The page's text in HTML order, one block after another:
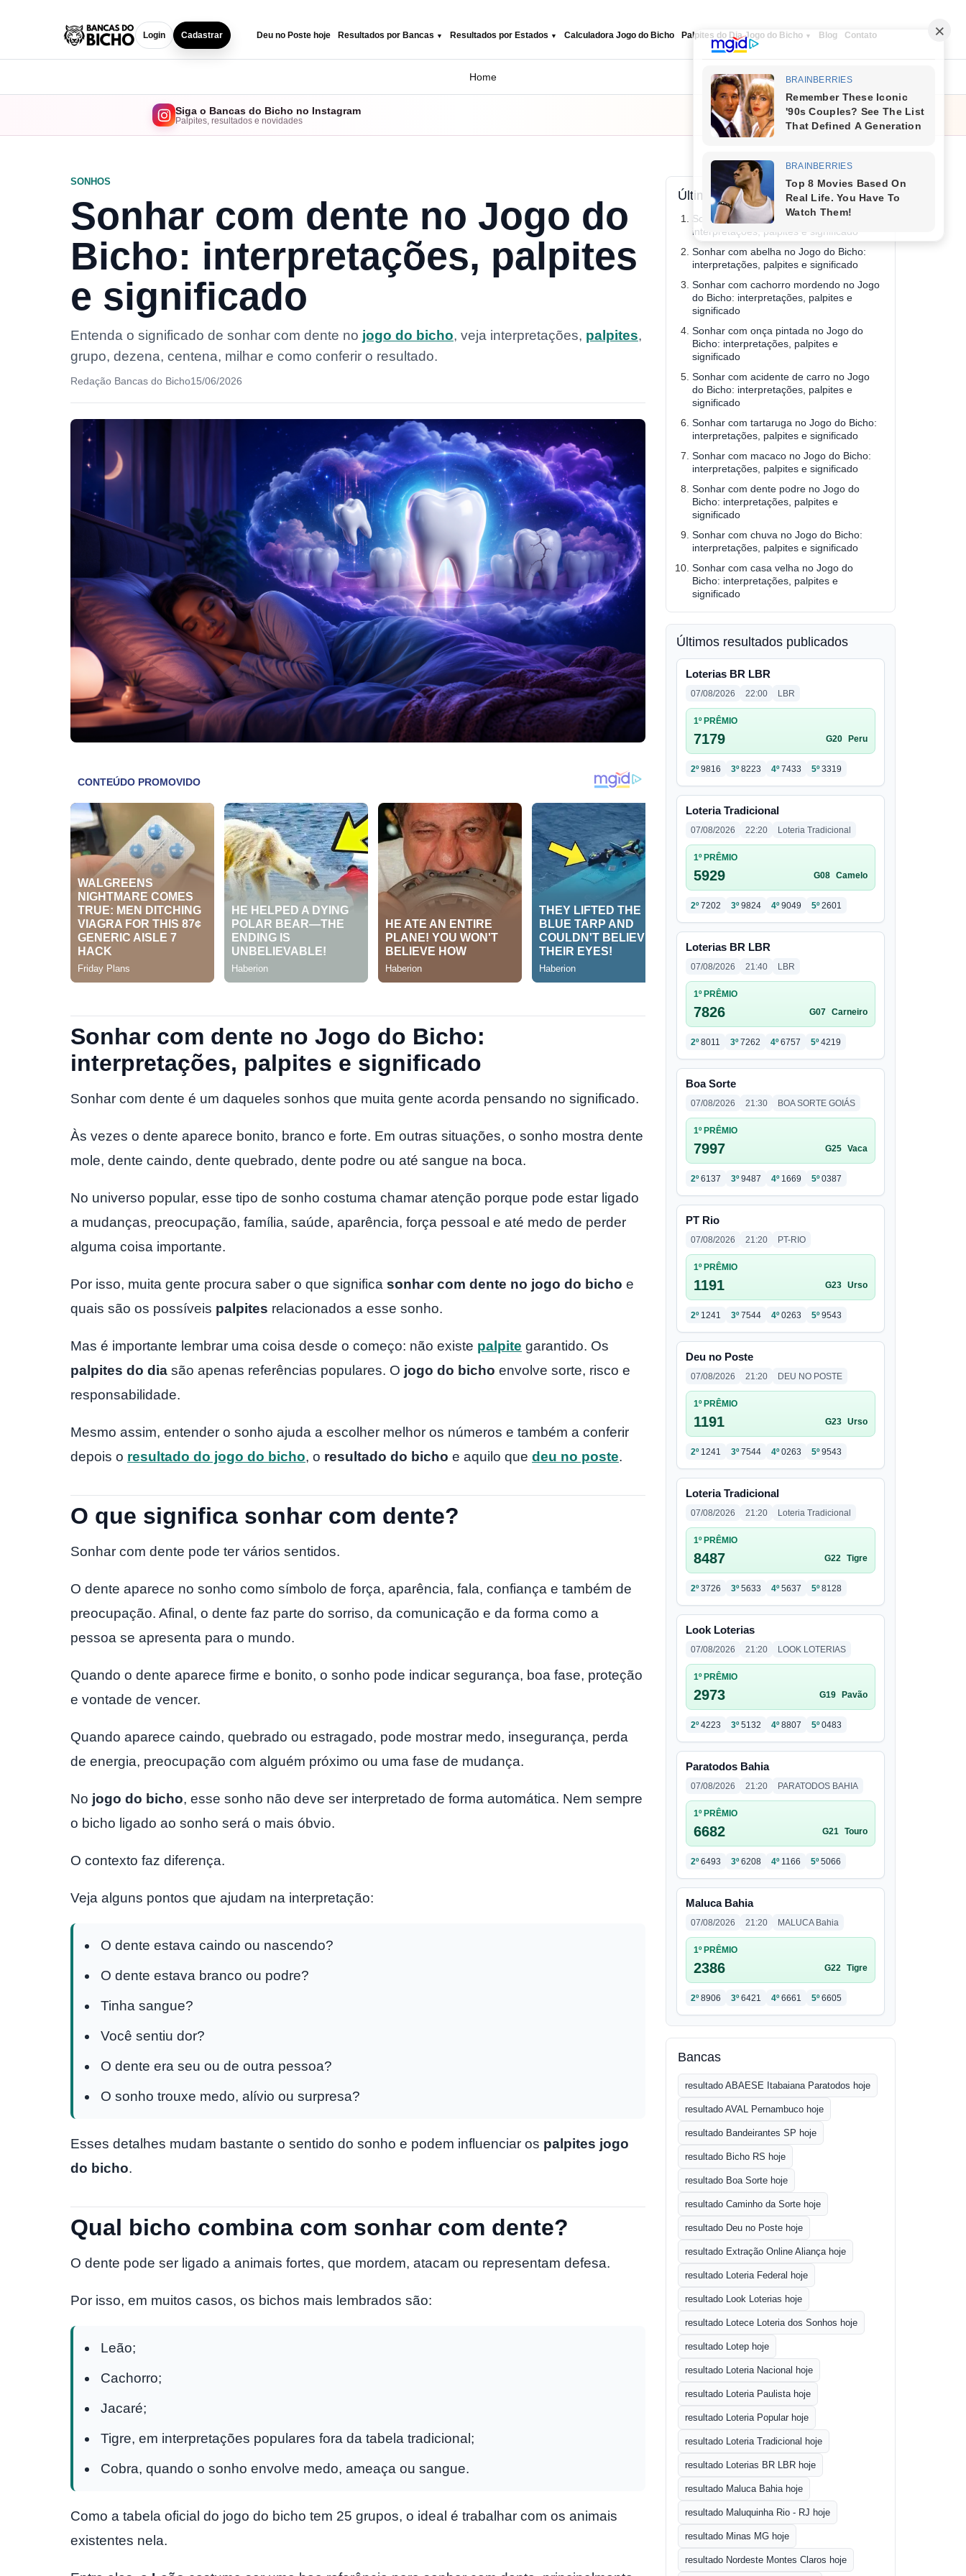
Login Cadastrar Deu no Poste hoje Resultados por Bancas Resultados por Estados Calculadora Jogo do Bicho Palpites do Dia Jogo do Bicho Blog Contato
Home
Siga o Bancas do Bicho no Instagram
Palpites, resultados e novidades
Seguir
SONHOS
Sonhar com dente no Jogo do
Bicho: interpretações, palpites
e significado
Entenda o significado de sonhar com dente no jogo do bicho, veja interpretações, palpites,
grupo, dezena, centena, milhar e como conferir o resultado.
Redação Bancas do Bicho15/06/2026
Sonhar com dente no Jogo do Bicho:
interpretações, palpites e significado
Sonhar com dente é um daqueles sonhos que muita gente acorda pensando no significado.
Às vezes o dente aparece bonito, branco e forte. Em outras situações, o sonho mostra dente
mole, dente caindo, dente quebrado, dente podre ou até sangue na boca.
No universo popular, esse tipo de sonho costuma chamar atenção porque pode estar ligado
a mudanças, preocupação, família, saúde, aparência, força pessoal e até medo de perder
alguma coisa importante.
Por isso, muita gente procura saber o que significa sonhar com dente no jogo do bicho e
quais são os possíveis palpites relacionados a esse sonho.
Mas é importante lembrar uma coisa desde o começo: não existe palpite garantido. Os
palpites do dia são apenas referências populares. O jogo do bicho envolve sorte, risco e
responsabilidade.
Mesmo assim, entender o sonho ajuda a escolher melhor os números e também a conferir
depois o resultado do jogo do bicho, o resultado do bicho e aquilo que deu no poste.
O que significa sonhar com dente?
Sonhar com dente pode ter vários sentidos.
O dente aparece no sonho como símbolo de força, aparência, fala, confiança e também de
preocupação. Afinal, o dente faz parte do sorriso, da comunicação e da forma como a
pessoa se apresenta para o mundo.
Quando o dente aparece firme e bonito, o sonho pode indicar segurança, boa fase, proteção
e vontade de vencer.
Quando aparece caindo, quebrado ou estragado, pode mostrar medo, insegurança, perda
de energia, preocupação com alguém próximo ou uma fase de mudança.
No jogo do bicho, esse sonho não deve ser interpretado de forma automática. Nem sempre
o bicho ligado ao sonho será o mais óbvio.
O contexto faz diferença.
Veja alguns pontos que ajudam na interpretação:
O dente estava caindo ou nascendo?
O dente estava branco ou podre?
Tinha sangue?
Você sentiu dor?
O dente era seu ou de outra pessoa?
O sonho trouxe medo, alívio ou surpresa?
Esses detalhes mudam bastante o sentido do sonho e podem influenciar os palpites jogo
do bicho.
Qual bicho combina com sonhar com dente?
O dente pode ser ligado a animais fortes, que mordem, atacam ou representam defesa.
Por isso, em muitos casos, os bichos mais lembrados são:
Leão;
Cachorro;
Jacaré;
Tigre, em interpretações populares fora da tabela tradicional;
Cobra, quando o sonho envolve medo, ameaça ou sangue.
Como a tabela oficial do jogo do bicho tem 25 grupos, o ideal é trabalhar com os animais
existentes nela.
Últimos conteúdos
Sonhar com ovo no Jogo do Bicho:
interpretações, palpites e significado
Sonhar com abelha no Jogo do Bicho:
interpretações, palpites e significado
Sonhar com cachorro mordendo no Jogo
do Bicho: interpretações, palpites e
significado
Sonhar com onça pintada no Jogo do
Bicho: interpretações, palpites e
significado
Sonhar com acidente de carro no Jogo
do Bicho: interpretações, palpites e
significado
Sonhar com tartaruga no Jogo do Bicho:
interpretações, palpites e significado
Sonhar com macaco no Jogo do Bicho:
interpretações, palpites e significado
Sonhar com dente podre no Jogo do
Bicho: interpretações, palpites e
significado
Sonhar com chuva no Jogo do Bicho:
interpretações, palpites e significado
Sonhar com casa velha no Jogo do
Bicho: interpretações, palpites e
significado
Últimos resultados publicados
Loterias BR LBR
07/08/2026 22:00 LBR
1º PRÊMIO
7179 G20 Peru
2º 9816 3º 8223 4º 7433 5º 3319
Loteria Tradicional
07/08/2026 22:20 Loteria Tradicional
1º PRÊMIO
5929 G08 Camelo
2º 7202 3º 9824 4º 9049 5º 2601
Loterias BR LBR
07/08/2026 21:40 LBR
1º PRÊMIO
7826 G07 Carneiro
2º 8011 3º 7262 4º 6757 5º 4219
Boa Sorte
07/08/2026 21:30 BOA SORTE GOIÁS
1º PRÊMIO
7997 G25 Vaca
2º 6137 3º 9487 4º 1669 5º 0387
PT Rio
07/08/2026 21:20 PT-RIO
1º PRÊMIO
1191 G23 Urso
2º 1241 3º 7544 4º 0263 5º 9543
Deu no Poste
07/08/2026 21:20 DEU NO POSTE
1º PRÊMIO
1191 G23 Urso
2º 1241 3º 7544 4º 0263 5º 9543
Loteria Tradicional
07/08/2026 21:20 Loteria Tradicional
1º PRÊMIO
8487 G22 Tigre
2º 3726 3º 5633 4º 5637 5º 8128
Look Loterias
07/08/2026 21:20 LOOK LOTERIAS
1º PRÊMIO
2973 G19 Pavão
2º 4223 3º 5132 4º 8807 5º 0483
Paratodos Bahia
07/08/2026 21:20 PARATODOS BAHIA
1º PRÊMIO
6682 G21 Touro
2º 6493 3º 6208 4º 1166 5º 5066
Maluca Bahia
07/08/2026 21:20 MALUCA Bahia
1º PRÊMIO
2386 G22 Tigre
2º 8906 3º 6421 4º 6661 5º 6605
Bancas
resultado ABAESE Itabaiana Paratodos hoje
resultado AVAL Pernambuco hoje
resultado Bandeirantes SP hoje
resultado Bicho RS hoje
resultado Boa Sorte hoje
resultado Caminho da Sorte hoje
resultado Deu no Poste hoje
resultado Extração Online Aliança hoje
resultado Loteria Federal hoje
resultado Look Loterias hoje
resultado Lotece Loteria dos Sonhos hoje
resultado Lotep hoje
resultado Loteria Nacional hoje
resultado Loteria Paulista hoje
resultado Loteria Popular hoje
resultado Loteria Tradicional hoje
resultado Loterias BR LBR hoje
resultado Maluca Bahia hoje
resultado Maluquinha Rio - RJ hoje
resultado Minas MG hoje
resultado Nordeste Montes Claros hoje